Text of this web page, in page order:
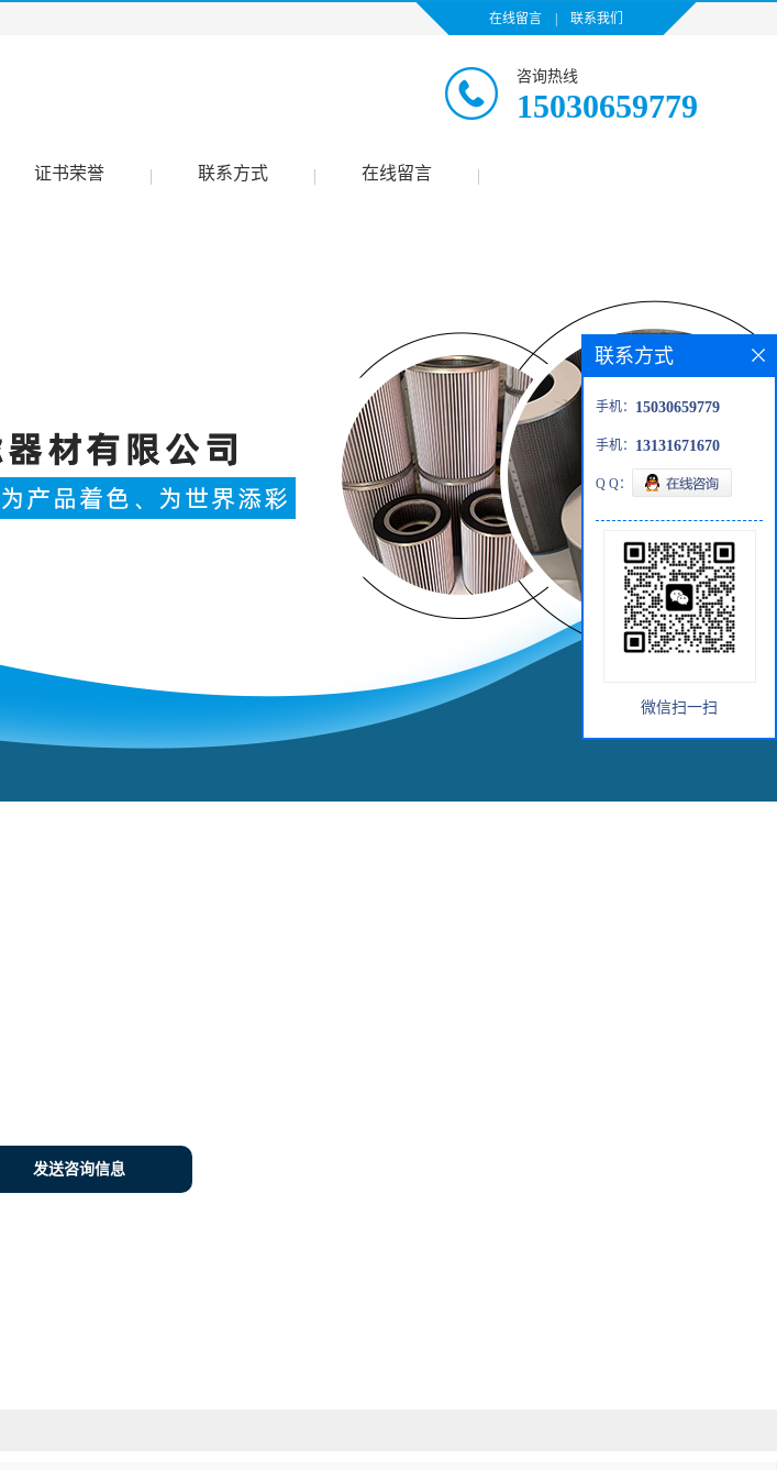
在线留言 联系我们
咨询热线
15030659779
证书荣誉 联系方式 在线留言
发送咨询信息
联系方式
手机： 15030659779
手机： 13131671670
Q Q：
微信扫一扫